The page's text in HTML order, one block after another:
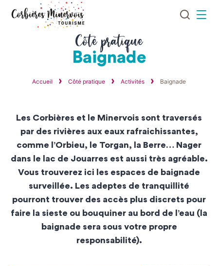
JeMenu
Côté pratique
Baignade
Accueil Côté pratique Activités Baignade
Les Corbières et le Minervois sont traversés
par des rivières aux eaux rafraichissantes,
comme l’Orbieu, le Torgan, la Berre… Nager
dans le lac de Jouarres est aussi très agréable.
Vous trouverez ici les espaces de baignade
surveillée. Les adeptes de tranquillité
pourront trouver des accès plus discrets pour
faire la sieste ou bouquiner au bord de l’eau (la
baignade sera sous votre propre
responsabilité).